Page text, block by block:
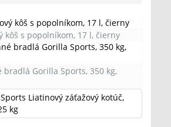
kôš s popolníkom, 17 l, čierny
bradlá Gorilla Sports, 350 kg,